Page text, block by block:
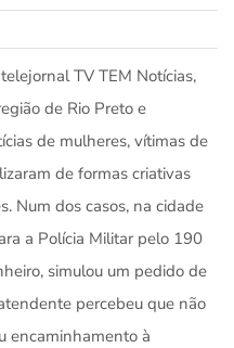
TV TEM Notícias,
de Rio Preto e
de mulheres, vítimas de
de formas criativas
Num dos casos, na cidade
a Polícia Militar pelo 190
simulou um pedido de
percebeu que não
encaminhamento à